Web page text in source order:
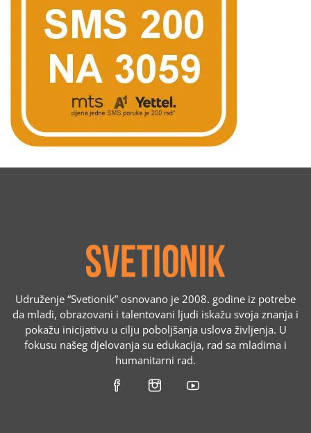
Udruženje “Svetionik” osnovano je 2008. godine iz potrebe
da mladi, obrazovani i talentovani ljudi iskažu svoja znanja i
pokažu inicijativu u cilju poboljšanja uslova življenja. U
fokusu našeg djelovanja su edukacija, rad sa mladima i
humanitarni rad.